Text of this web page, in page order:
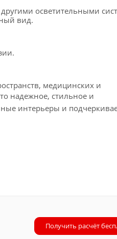
осветительными
вид.
медицинских и
надежное, стильное и
интерьеры и
Получить расчёт